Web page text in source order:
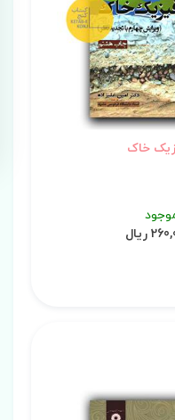
خاک
ریال